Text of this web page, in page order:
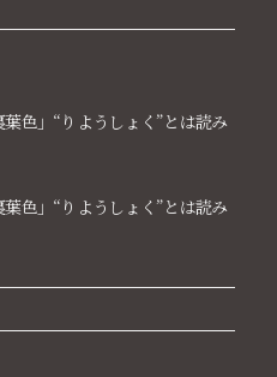
色」“りようしょく”とは読み
色」“りようしょく”とは読み